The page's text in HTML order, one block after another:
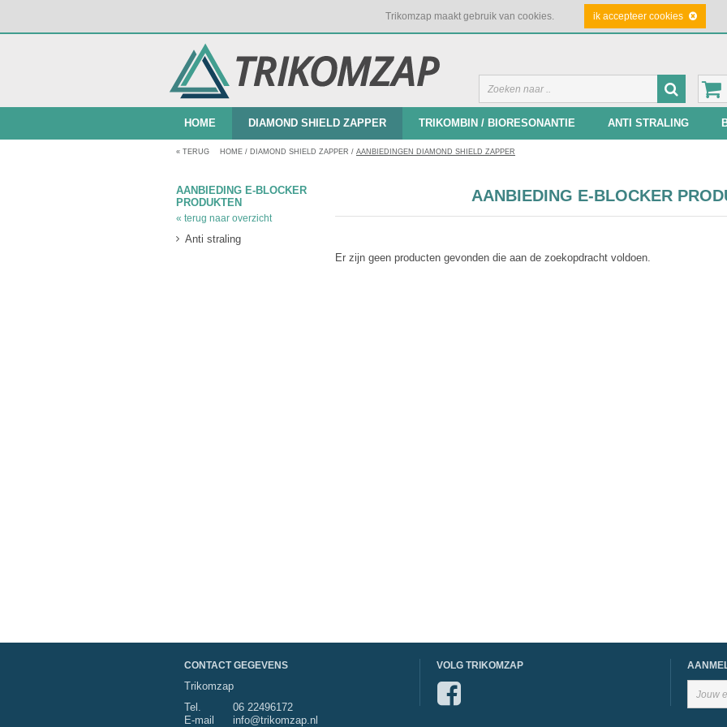
Trikomzap maakt gebruik van cookies. ik accepteer cookies
HOME DIAMOND SHIELD ZAPPER TRIKOMBIN / BIORESONANTIE ANTI STRALING
BUNDELAANBIEDINGEN
« TERUG HOME / DIAMOND SHIELD ZAPPER / AANBIEDINGEN DIAMOND SHIELD ZAPPER
AANBIEDING E-BLOCKER
PRODUKTEN
« terug naar overzicht
Anti straling
AANBIEDING E-BLOCKER
Er zijn geen producten gevonden die aan de zoekopdracht voldoen.
CONTACT GEGEVENS
Trikomzap
Tel.
06 22496172
E-mail
info@trikomzap.nl
VOLG TRIKOMZAP